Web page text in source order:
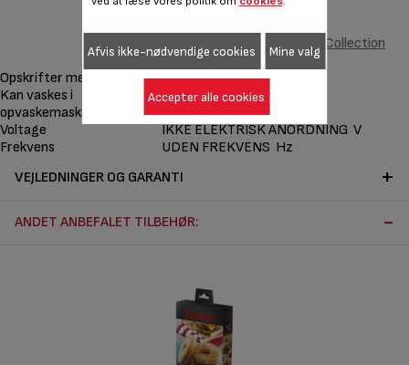
2 plader til bagel Snack Collection
XA8116F0
Opskrifter medfølger
Kan vaskes i
opvaskemaskine
Voltage
IKKE ELEKTRISK ANORDNING V
Frekvens
UDEN FREKVENS Hz
VEJLEDNINGER OG GARANTI
ANDET ANBEFALET TILBEHØR:
Afvis ikke-nødvendige cookies Mine valg
Accepter alle cookies